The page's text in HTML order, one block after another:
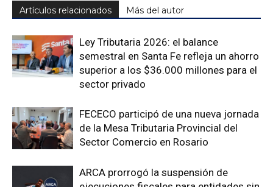
Artículos relacionados Más del autor
Ley Tributaria 2026: el balance
semestral en Santa Fe refleja un ahorro
superior a los $36.000 millones para el
sector privado
FECECO participó de una nueva jornada
de la Mesa Tributaria Provincial del
Sector Comercio en Rosario
ARCA prorrogó la suspensión de